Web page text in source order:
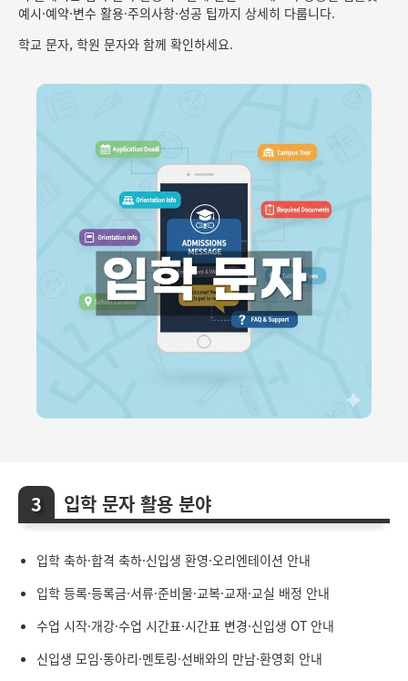
예시·예약·변수 활용·주의사항·성공 팁까지 상세히 다룹니다.
학교 문자, 학원 문자와 함께 확인하세요.
입학 문자 활용 분야
입학 축하·합격 축하·신입생 환영·오리엔테이션 안내
입학 등록·등록금·서류·준비물·교복·교재·교실 배정 안내
수업 시작·개강·수업 시간표·시간표 변경·신입생 OT 안내
신입생 모임·동아리·멘토링·선배와의 만남·환영회 안내